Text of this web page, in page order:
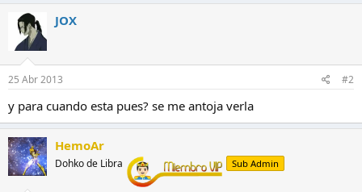
JOX
25 Abr 2013 #2
y para cuando esta pues? se me antoja verla
HemoAr
Dohko de Libra Sub Admin